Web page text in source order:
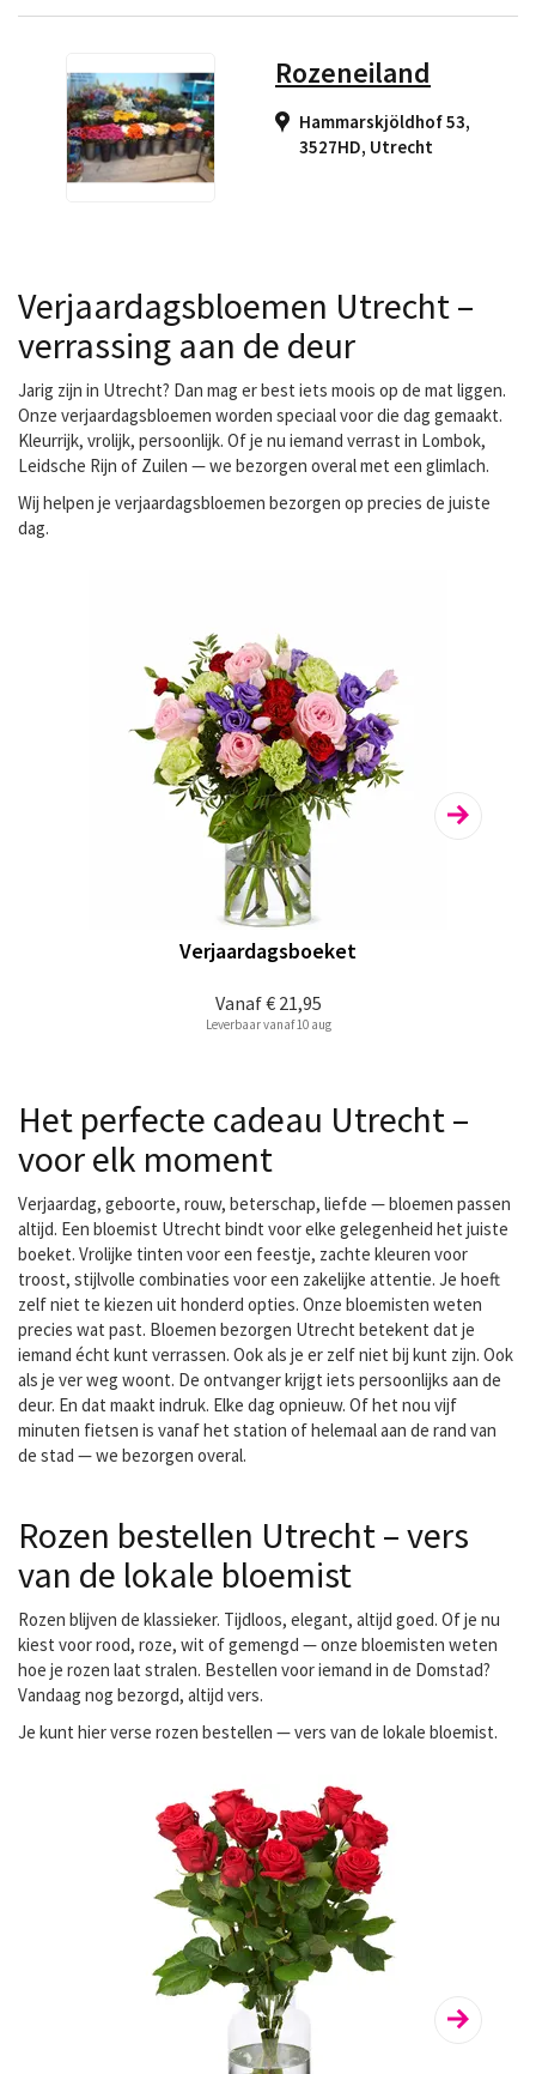
Rozeneiland
Hammarskjöldhof 53,
3527HD, Utrecht
Verjaardagsbloemen Utrecht –
verrassing aan de deur
Jarig zijn in Utrecht? Dan mag er best iets moois op de mat liggen.
Onze verjaardagsbloemen worden speciaal voor die dag gemaakt.
Kleurrijk, vrolijk, persoonlijk. Of je nu iemand verrast in Lombok,
Leidsche Rijn of Zuilen — we bezorgen overal met een glimlach.
Wij helpen je verjaardagsbloemen bezorgen op precies de juiste
dag.
Vanaf€ 21,95
Verjaardagsboeket
Leverbaar vanaf 10 aug
Het perfecte cadeau Utrecht –
voor elk moment
Verjaardag, geboorte, rouw, beterschap, liefde — bloemen passen
altijd. Een bloemist Utrecht bindt voor elke gelegenheid het juiste
boeket. Vrolijke tinten voor een feestje, zachte kleuren voor
troost, stijlvolle combinaties voor een zakelijke attentie. Je hoeft
zelf niet te kiezen uit honderd opties. Onze bloemisten weten
precies wat past. Bloemen bezorgen Utrecht betekent dat je
iemand écht kunt verrassen. Ook als je er zelf niet bij kunt zijn. Ook
als je ver weg woont. De ontvanger krijgt iets persoonlijks aan de
deur. En dat maakt indruk. Elke dag opnieuw. Of het nou vijf
minuten fietsen is vanaf het station of helemaal aan de rand van
de stad — we bezorgen overal.
Rozen bestellen Utrecht – vers
van de lokale bloemist
Rozen blijven de klassieker. Tijdloos, elegant, altijd goed. Of je nu
kiest voor rood, roze, wit of gemengd — onze bloemisten weten
hoe je rozen laat stralen. Bestellen voor iemand in de Domstad?
Vandaag nog bezorgd, altijd vers.
Je kunt hierverse rozen bestellen — vers van de lokale bloemist.